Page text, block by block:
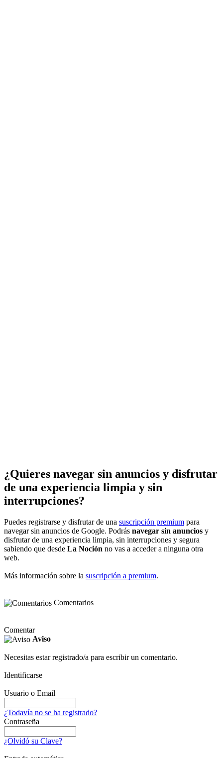
¿Quieres navegar sin anuncios y disfrutar
de una experiencia limpia y sin
interrupciones?
Puedes registrarse y disfrutar de una suscripción premium para
navegar sin anuncios de Google. Podrás navegar sin anuncios y
disfrutar de una experiencia limpia, sin interrupciones y segura
sabiendo que desde La Noción no vas a acceder a ninguna otra
web.
Más información sobre la suscripción a premium.
Comentarios
Comentar
Aviso
Necesitas estar registrado/a para escribir un comentario.
Identificarse
Usuario o Email
¿Todavía no se ha registrado?
Contraseña
¿Olvidó su Clave?